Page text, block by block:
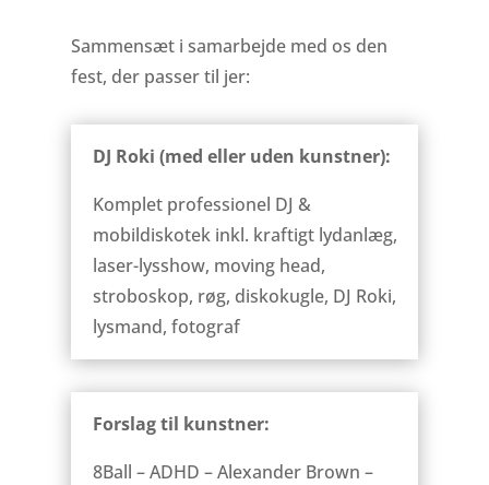
Sammensæt i samarbejde med os den
fest, der passer til jer:
DJ Roki (med eller uden kunstner):
Komplet professionel DJ &
mobildiskotek inkl. kraftigt lydanlæg,
laser-lysshow, moving head,
stroboskop, røg, diskokugle, DJ Roki,
lysmand, fotograf
Forslag til kunstner:
8Ball – ADHD – Alexander Brown –